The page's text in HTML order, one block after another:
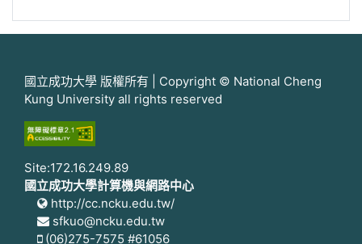
國立成功大學 版權所有 | Copyright © National Cheng
Kung University all rights reserved
Site:172.16.249.89
國立成功大學計算機與網路中心
http://cc.ncku.edu.tw/
sfkuo@ncku.edu.tw
(06)275-7575 #61056